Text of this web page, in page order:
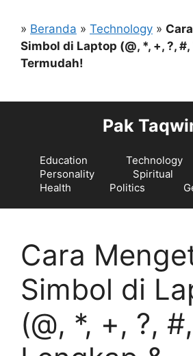
» Beranda » Technology »
Simbol di Laptop (@, *, +, ?, #,
Termudah!
Pak
Education
Technology
Personality
Spiritual
Health
Politics
Cara
Simbol di
(@, *, +, ?,